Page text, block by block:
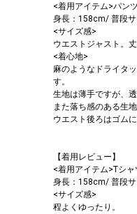
<着用アイテム>パン
身長：158cm/ 普段
<サイズ感>
ウエストジャスト。
<着心地>
麻のようなドライタ
す。
生地は薄手ですが、
また落ち感のある生
ウエスト後ろはゴム
【着用レビュー】
<着用アイテム>Tシャ
身長：158cm/ 普段
<サイズ感>
程よくゆったり。